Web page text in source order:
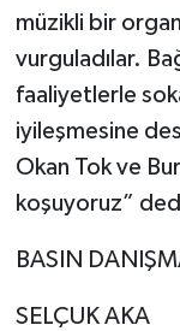
müzikli bir
vurguladılar.
faaliyetlerle
iyileşmesine
Okan Tok ve
koşuyoruz”
BASIN
SELÇUK AKA